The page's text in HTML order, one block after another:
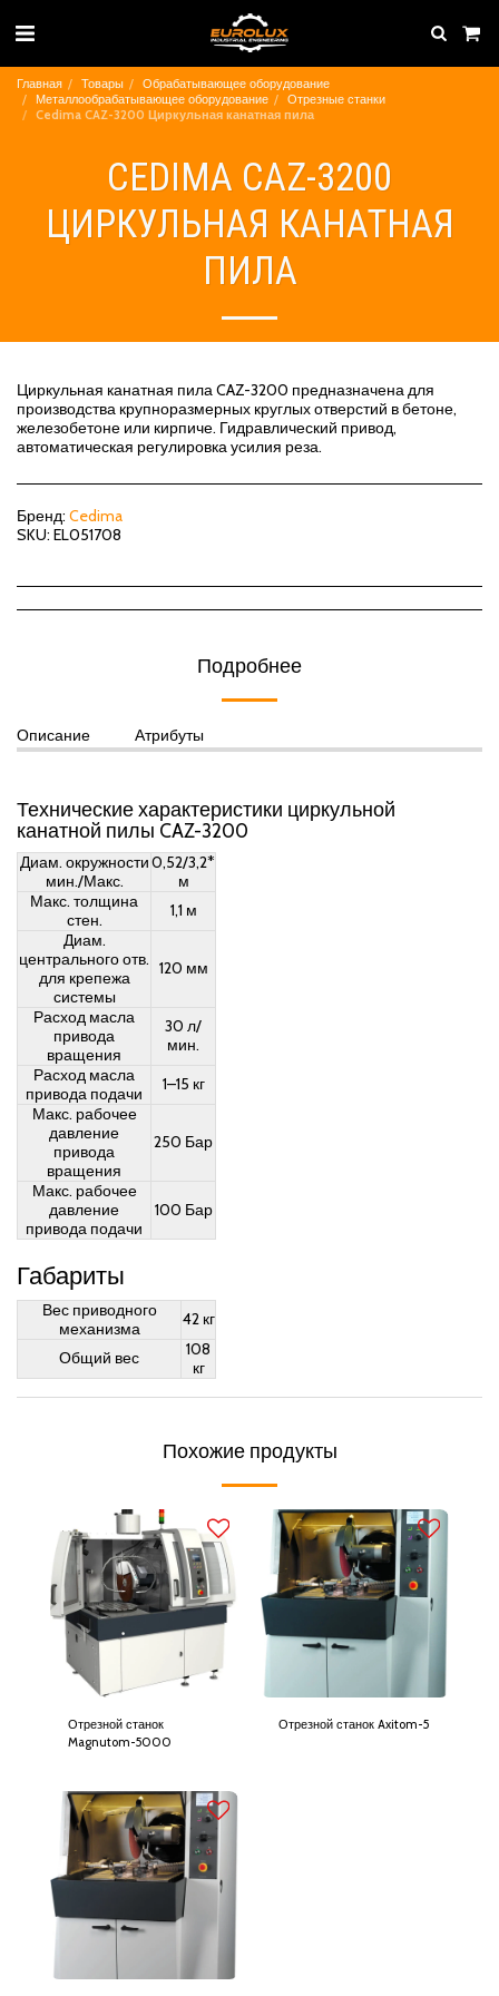
Главная Товары
Обрабатывающее оборудование
Металлообрабатывающее оборудование
Отрезные станки
Cedima CAZ-3200 Циркульная канатная пила
CEDIMA CAZ-3200
ЦИРКУЛЬНАЯ КАНАТНАЯ
ПИЛА
Циркульная канатная пила CAZ-3200 предназначена для
производства крупноразмерных круглых отверстий в бетоне,
железобетоне или кирпиче. Гидравлический привод,
автоматическая регулировка усилия реза.
Бренд: Cedima
SKU: EL051708
Подробнее
Описание Атрибуты
Технические характеристики циркульной
канатной пилы CAZ-3200
Диам. окружности
мин./Макс.
0,52/3,2*
м
Макс. толщина
стен.
1,1 м
Диам.
центрального отв.
для крепежа
системы
120 мм
Расход масла
привода
вращения
30 л/
мин.
Расход масла
привода подачи
1–15 кг
Макс. рабочее
давление
привода
вращения
250 Бар
Макс. рабочее
давление
привода подачи
100 Бар
Габариты
Вес приводного
механизма
42 кг
Общий вес
108
кг
Похожие продукты
Отрезной станок
Magnutom-5000
Отрезной станок Axitom-5